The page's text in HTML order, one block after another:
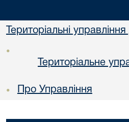
Територіальні
•
Територіальне
• Про Управління